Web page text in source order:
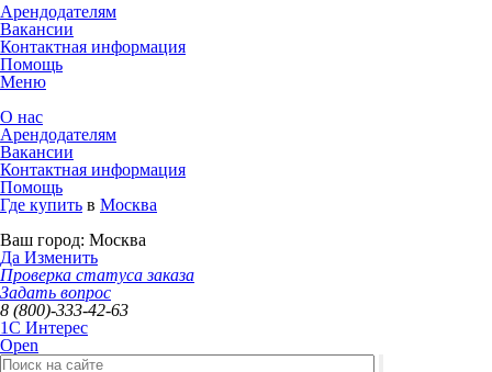
Арендодателям
Вакансии
Контактная информация
Помощь
Меню
О нас
Арендодателям
Вакансии
Контактная информация
Помощь
Где купить в Москва
Ваш город: Москва
Да Изменить
Проверка статуса заказа
Задать вопрос
8 (800)-333-42-63
1C Интерес
Open